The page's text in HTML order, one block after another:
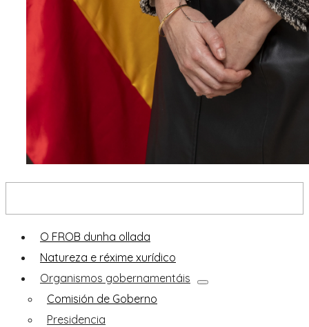
O FROB dunha ollada
Natureza e réxime xurídico
Organismos gobernamentáis
Comisión de Goberno
Presidencia